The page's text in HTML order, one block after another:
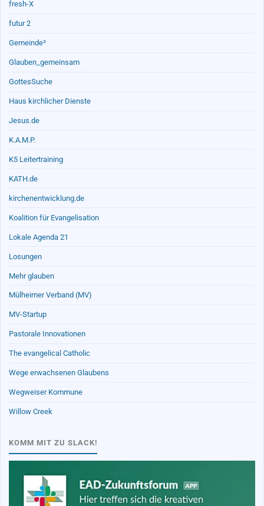
fresh-X
futur 2
Gemeinde³
Glauben_gemeinsam
GottesSuche
Haus kirchlicher Dienste
Jesus.de
K.A.M.P.
K5 Leitertraining
KATH.de
kirchenentwicklung.de
Koalition für Evangelisation
Lokale Agenda 21
Losungen
Mehr glauben
Mülheimer Verband (MV)
MV-Startup
Pastorale Innovationen
The evangelical Catholic
Wege erwachsenen Glaubens
Wegweiser Kommune
Willow Creek
KOMM MIT ZU SLACK!